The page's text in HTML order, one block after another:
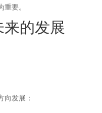
要。
的发展
向发展：